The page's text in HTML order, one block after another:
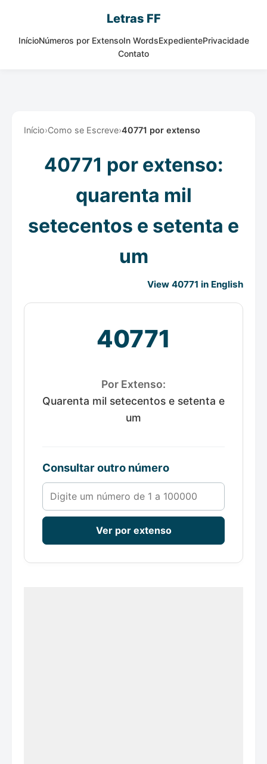
Letras FF
InícioNúmeros por ExtensoIn WordsExpedientePrivacidade
Contato
Início›Como se Escreve›40771 por extenso
40771 por extenso:
quarenta mil
setecentos e setenta e
um
View 40771 in English
40771
Por Extenso:
Quarenta mil setecentos e setenta e
um
Consultar outro número
Número de 1 a 100000
Ver por extenso